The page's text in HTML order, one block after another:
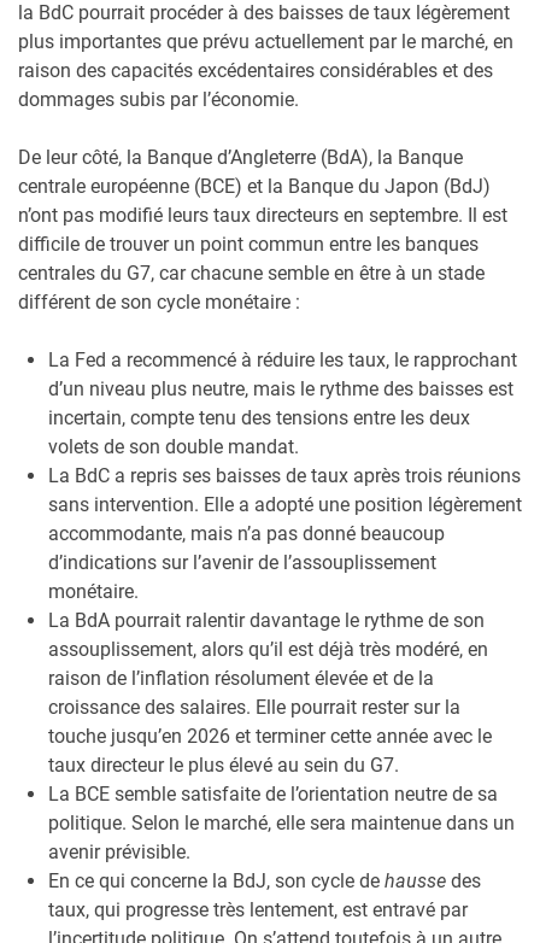
la BdC pourrait procéder à des baisses de taux légèrement
plus importantes que prévu actuellement par le marché, en
raison des capacités excédentaires considérables et des
dommages subis par l’économie.
De leur côté, la Banque d’Angleterre (BdA), la Banque
centrale européenne (BCE) et la Banque du Japon (BdJ)
n’ont pas modifié leurs taux directeurs en septembre. Il est
difficile de trouver un point commun entre les banques
centrales du G7, car chacune semble en être à un stade
différent de son cycle monétaire :
La Fed a recommencé à réduire les taux, le rapprochant
d’un niveau plus neutre, mais le rythme des baisses est
incertain, compte tenu des tensions entre les deux
volets de son double mandat.
La BdC a repris ses baisses de taux après trois réunions
sans intervention. Elle a adopté une position légèrement
accommodante, mais n’a pas donné beaucoup
d’indications sur l’avenir de l’assouplissement
monétaire.
La BdA pourrait ralentir davantage le rythme de son
assouplissement, alors qu’il est déjà très modéré, en
raison de l’inflation résolument élevée et de la
croissance des salaires. Elle pourrait rester sur la
touche jusqu’en 2026 et terminer cette année avec le
taux directeur le plus élevé au sein du G7.
La BCE semble satisfaite de l’orientation neutre de sa
politique. Selon le marché, elle sera maintenue dans un
avenir prévisible.
En ce qui concerne la BdJ, son cycle de hausse des
taux, qui progresse très lentement, est entravé par